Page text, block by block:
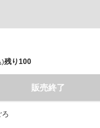
)残り100
販売終了
ろ